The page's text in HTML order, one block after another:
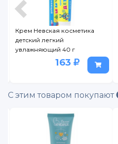
Крем Невская косметика
детский легкий
увлажняющий 40 г
163
С этим товаром покупают